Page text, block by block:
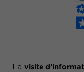
La visite